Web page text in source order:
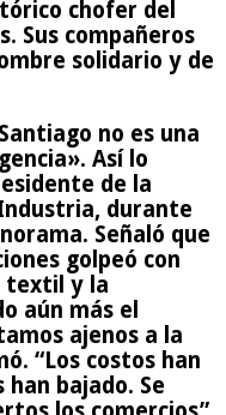
chofer del
Sus compañeros
solidario y de
no es una
Así lo
de la
durante
Señaló que
golpeó con
textil y la
aún más el
ajenos a la
“Los costos han
bajado. Se